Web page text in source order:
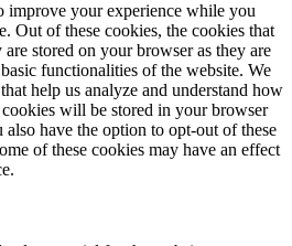
improve your experience while you
Out of these cookies, the cookies that
are stored on your browser as they are
functionalities of the website. We
help us analyze and understand how
will be stored in your browser
have the option to opt-out of these
of these cookies may have an effect